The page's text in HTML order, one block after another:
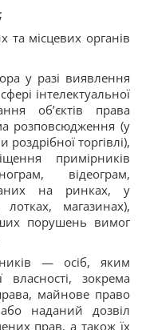
місцевих органів
у разі виявлення
інтелектуальної
об’єктів права
розповсюдження (у
торгівлі),
примірників
відеограм,
на ринках, у
магазинах),
порушень вимог
— осіб, яким
власності, зокрема
майнове право
наданий дозвіл
прав, а також їх